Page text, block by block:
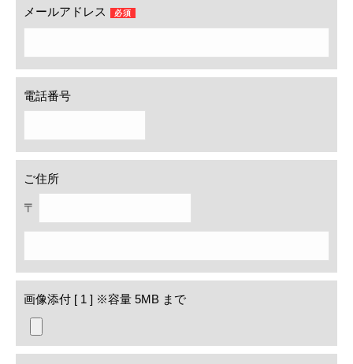
メールアドレス 必須
電話番号
ご住所
〒
画像添付 [ 1 ] ※容量 5MB まで